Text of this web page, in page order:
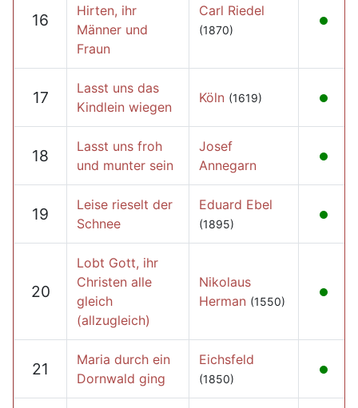
16
Hirten, ihr
Männer und
Fraun
Carl Riedel
(1870)
17
Lasst uns das
Kindlein wiegen
Köln (1619)
18
Lasst uns froh
und munter sein
Josef
Annegarn
19
Leise rieselt der
Schnee
Eduard Ebel
(1895)
20
Lobt Gott, ihr
Christen alle
gleich
(allzugleich)
Nikolaus
Herman (1550)
21
Maria durch ein
Dornwald ging
Eichsfeld
(1850)